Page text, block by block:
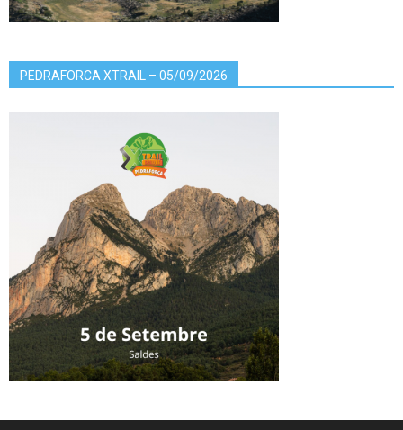
PEDRAFORCA XTRAIL – 05/09/2026